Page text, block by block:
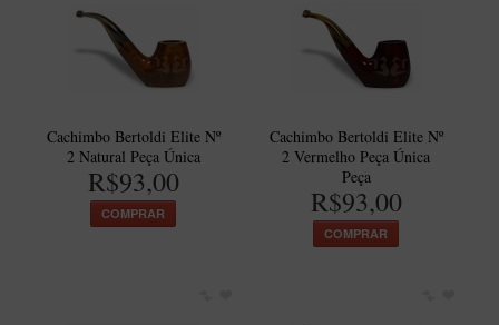
Jateado
New Rose
New Rose Polido
Cachimbo Bertoldi Elite Nº
2 Natural Peça Única
R$93,00
COMPRAR
Cachimbo Bertoldi Elite Nº
2 Vermelho Peça Única
Peça
R$93,00
COMPRAR